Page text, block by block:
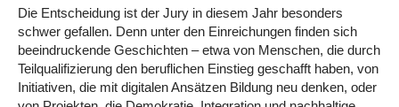
Die Entscheidung ist der Jury in diesem Jahr besonders
schwer gefallen. Denn unter den Einreichungen finden sich
beeindruckende Geschichten – etwa von Menschen, die durch
Teilqualifizierung den beruflichen Einstieg geschafft haben, von
Initiativen, die mit digitalen Ansätzen Bildung neu denken, oder